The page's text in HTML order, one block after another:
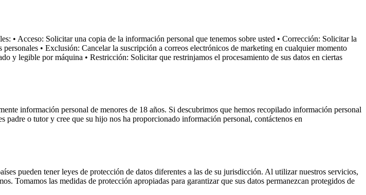
• Acceso: Solicitar una copia de la información personal que tenemos sobre usted • Corrección: Solicitar la
• Exclusión: Cancelar la suscripción a correos electrónicos de marketing en cualquier momento
y legible por máquina • Restricción: Solicitar que restrinjamos el procesamiento de sus datos en ciertas
información personal de menores de 18 años. Si descubrimos que hemos recopilado información personal
o tutor y cree que su hijo nos ha proporcionado información personal, contáctenos en
pueden tener leyes de protección de datos diferentes a las de su jurisdicción. Al utilizar nuestros servicios,
Tomamos las medidas de protección apropiadas para garantizar que sus datos permanezcan protegidos de